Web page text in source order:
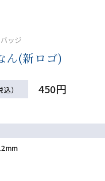
ッジ
ん(新ロゴ)
込） 450円